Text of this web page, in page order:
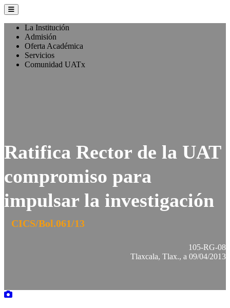
La Institución
Admisión
Oferta Académica
Servicios
Comunidad UATx
Ratifica Rector de la UAT
compromiso para
impulsar la investigación
CICS/Bol.061/13
105-RG-08
Tlaxcala, Tlax., a 09/04/2013